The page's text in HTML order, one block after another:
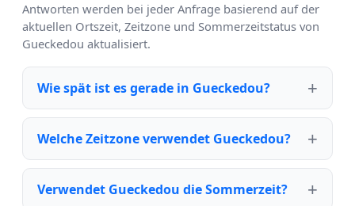
Antworten werden bei jeder Anfrage basierend auf der
aktuellen Ortszeit, Zeitzone und Sommerzeitstatus von
Gueckedou aktualisiert.
Wie spät ist es gerade in Gueckedou?
Welche Zeitzone verwendet Gueckedou?
Verwendet Gueckedou die Sommerzeit?